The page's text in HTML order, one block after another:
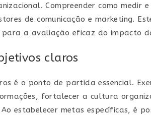
Compreender como medir
de comunicação e marketing.
a avaliação eficaz do impacto
claros
é o ponto de partida essencial.
fortalecer a cultura
estabelecer metas específicas, é